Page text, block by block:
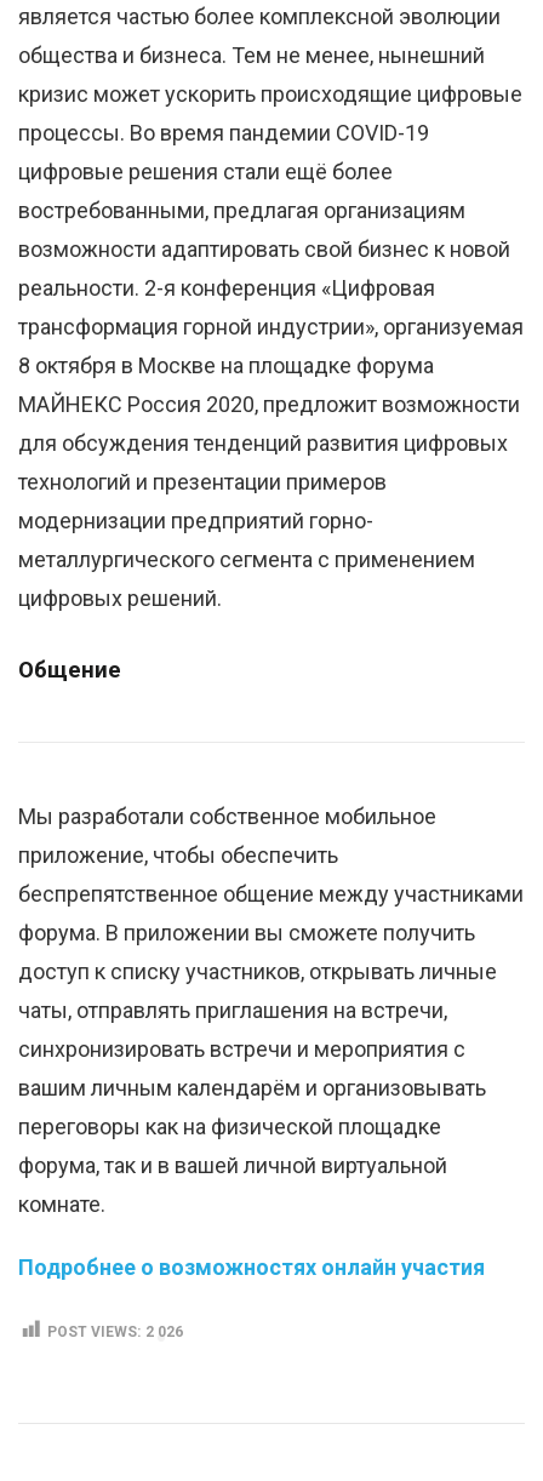
является частью более комплексной эволюции
общества и бизнеса. Тем не менее, нынешний
кризис может ускорить происходящие цифровые
процессы. Во время пандемии COVID-19
цифровые решения стали ещё более
востребованными, предлагая организациям
возможности адаптировать свой бизнес к новой
реальности. 2-я конференция «Цифровая
трансформация горной индустрии», организуемая
8 октября в Москве на площадке форума
МАЙНЕКС Россия 2020, предложит возможности
для обсуждения тенденций развития цифровых
технологий и презентации примеров
модернизации предприятий горно-
металлургического сегмента с применением
цифровых решений.
Общение
Мы разработали собственное мобильное
приложение, чтобы обеспечить
беспрепятственное общение между участниками
форума. В приложении вы сможете получить
доступ к списку участников, открывать личные
чаты, отправлять приглашения на встречи,
синхронизировать встречи и мероприятия с
вашим личным календарём и организовывать
переговоры как на физической площадке
форума, так и в вашей личной виртуальной
комнате.
Подробнее о возможностях онлайн участия
POST VIEWS: 2 026